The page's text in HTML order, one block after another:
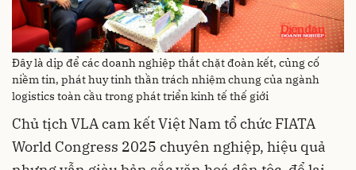
Đây là dịp để các doanh nghiệp thắt chặt đoàn kết, củng cố
niềm tin, phát huy tinh thần trách nhiệm chung của ngành
logistics toàn cầu trong phát triển kinh tế thế giới
Chủ tịch VLA cam kết Việt Nam tổ chức FIATA
World Congress 2025 chuyên nghiệp, hiệu quả